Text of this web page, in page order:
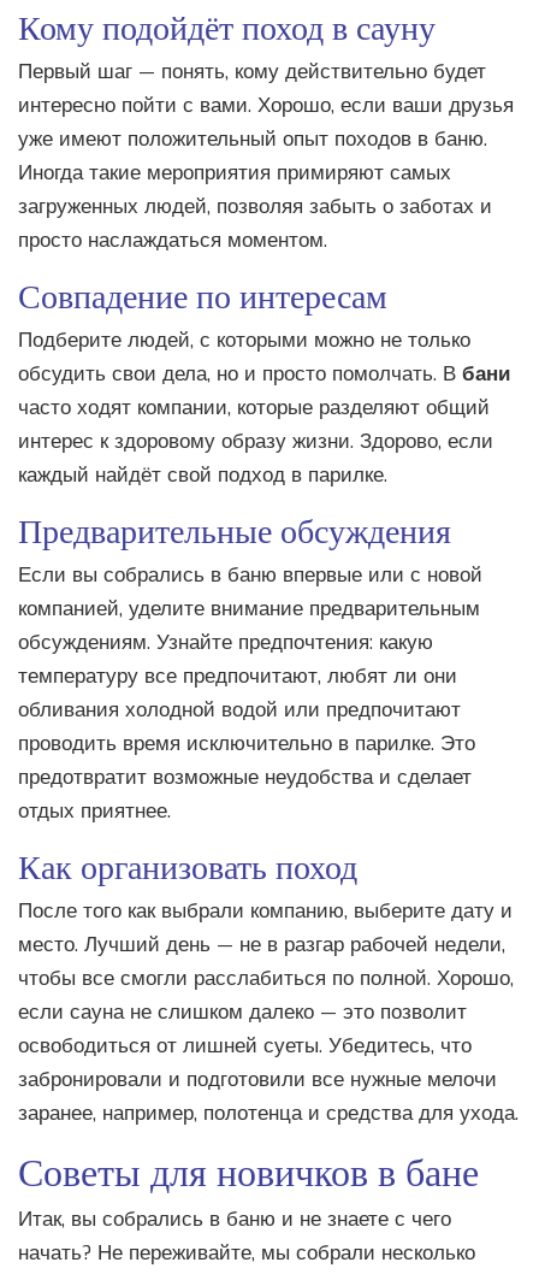
Кому подойдёт поход в сауну
Первый шаг — понять, кому действительно будет
интересно пойти с вами. Хорошо, если ваши друзья
уже имеют положительный опыт походов в баню.
Иногда такие мероприятия примиряют самых
загруженных людей, позволяя забыть о заботах и
просто наслаждаться моментом.
Совпадение по интересам
Подберите людей, с которыми можно не только
обсудить свои дела, но и просто помолчать. В бани
часто ходят компании, которые разделяют общий
интерес к здоровому образу жизни. Здорово, если
каждый найдёт свой подход в парилке.
Предварительные обсуждения
Если вы собрались в баню впервые или с новой
компанией, уделите внимание предварительным
обсуждениям. Узнайте предпочтения: какую
температуру все предпочитают, любят ли они
обливания холодной водой или предпочитают
проводить время исключительно в парилке. Это
предотвратит возможные неудобства и сделает
отдых приятнее.
Как организовать поход
После того как выбрали компанию, выберите дату и
место. Лучший день — не в разгар рабочей недели,
чтобы все смогли расслабиться по полной. Хорошо,
если сауна не слишком далеко — это позволит
освободиться от лишней суеты. Убедитесь, что
забронировали и подготовили все нужные мелочи
заранее, например, полотенца и средства для ухода.
Советы для новичков в бане
Итак, вы собрались в баню и не знаете с чего
начать? Не переживайте, мы собрали несколько